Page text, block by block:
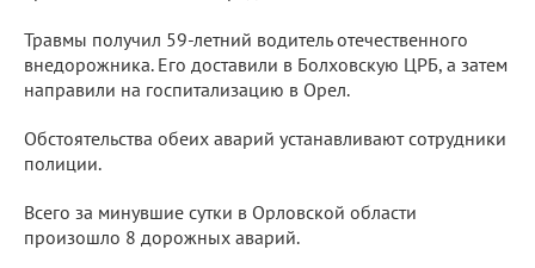
Травмы получил 59-летний водитель отечественного
внедорожника. Его доставили в Болховскую ЦРБ, а затем
направили на госпитализацию в Орел.
Обстоятельства обеих аварий устанавливают сотрудники
полиции.
Всего за минувшие сутки в Орловской области
произошло 8 дорожных аварий.